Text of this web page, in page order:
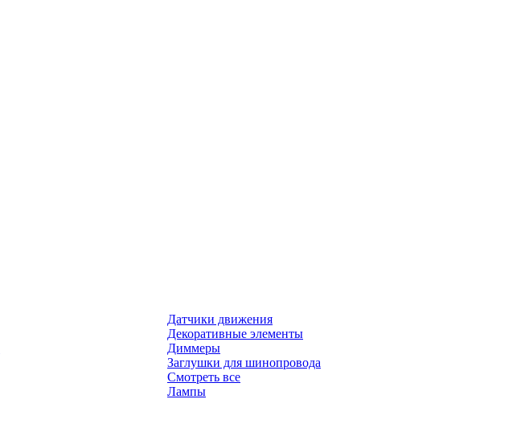
Датчики движения
Декоративные элементы
Диммеры
Заглушки для шинопровода
Смотреть все
Лампы